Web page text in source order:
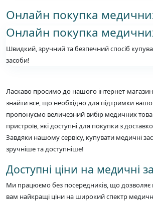
Онлайн покупка
Онлайн покупка
Швидкий, зручний та безпечний спосіб
засоби!
Ласкаво просимо до нашого інтернет-
знайти все, що необхідно для підтримки
пропонуємо величезний вибір медичних
пристроїв, які доступні для покупки з
Завдяки нашому сервісу, купувати медичні
зручніше та доступніше!
Доступні ціни на медичні
Ми працюємо без посередників, що
вам найкращі ціни на широкий спектр